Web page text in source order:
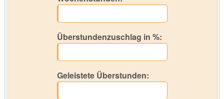
Überstundenzuschlag in %:
Geleistete Überstunden: